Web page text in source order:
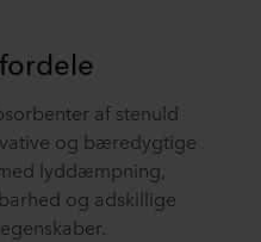
af stenuld
og bæredygtige
lyddæmpning,
og adskillige